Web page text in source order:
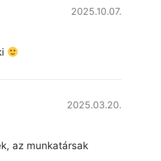
2025.10.07.
2025.03.20.
az munkatársak